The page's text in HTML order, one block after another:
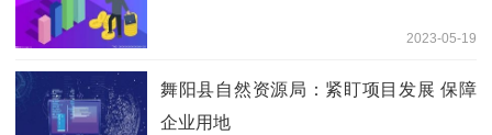
2023-05-19
舞阳县自然资源局：紧盯项目发展 保障
企业用地